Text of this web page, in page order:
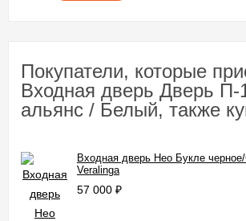
Покупатели, которые
Входная дверь Дверь
альянс / Белый, также
Входная дверь Нео Букле
Veralinga
57 000 ₽